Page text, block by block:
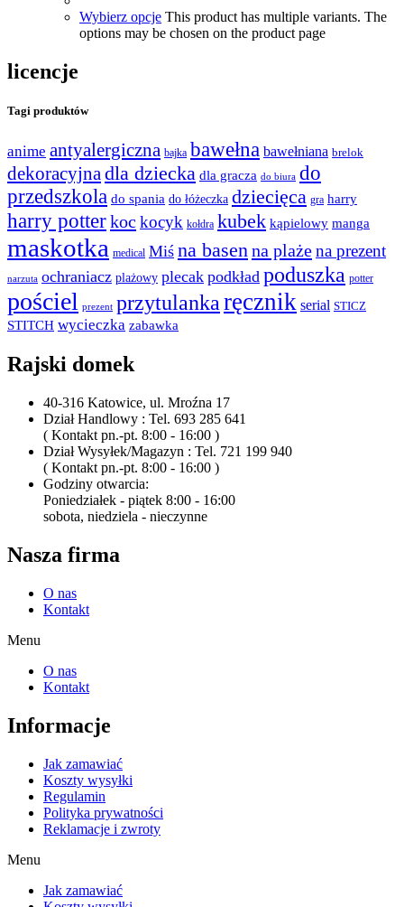
Wybierz opcje This product has multiple variants. The
options may be chosen on the product page
licencje
Tagi produktów
anime antyalergiczna bajka bawełna bawełniana brelok
dekoracyjna dla dziecka dla gracza do biura do
przedszkola do spania do łóżeczka dziecięca gra harry
harry potterkoc kocyk kołdra kubek kąpielowy manga
maskotka medical Miś na basenna plażena prezent
narzuta ochraniacz plażowy plecak podkład poduszka potter
pościel prezent przytulankaręcznik serial STICZ
STITCH wycieczka zabawka
Rajski domek
40-316 Katowice, ul. Mroźna 17
Dział Handlowy : Tel. 693 285 641
( Kontakt pn.-pt. 8:00 - 16:00 )
Dział Wysyłek/Magazyn : Tel. 721 199 940
( Kontakt pn.-pt. 8:00 - 16:00 )
Godziny otwarcia:
Poniedziałek - piątek 8:00 - 16:00
sobota, niedziela - nieczynne
Nasza firma
O nas
Kontakt
Menu
O nas
Kontakt
Informacje
Jak zamawiać
Koszty wysyłki
Regulamin
Polityka prywatności
Reklamacje i zwroty
Menu
Jak zamawiać